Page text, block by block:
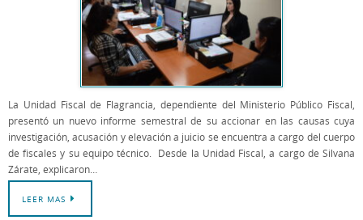
La Unidad Fiscal de Flagrancia, dependiente del Ministerio Público Fiscal,
presentó un nuevo informe semestral de su accionar en las causas cuya
investigación, acusación y elevación a juicio se encuentra a cargo del cuerpo
de fiscales y su equipo técnico. Desde la Unidad Fiscal, a cargo de Silvana
Zárate, explicaron…
LEER MAS